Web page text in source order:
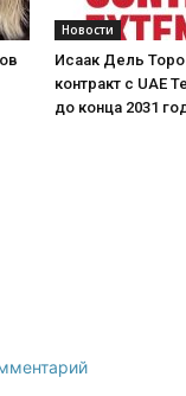
Новости
Исаак Дель
контракт с UAE
до конца 2031